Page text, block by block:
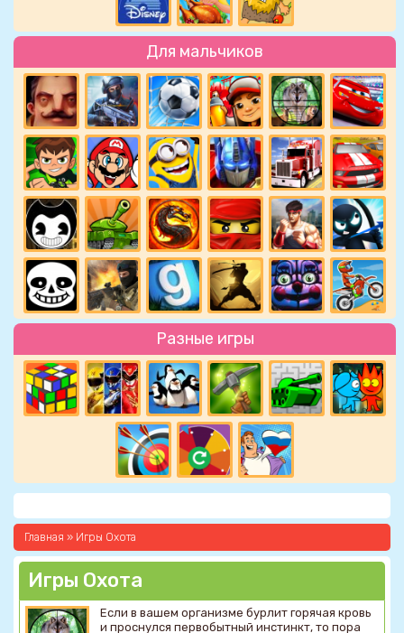
Для мальчиков
Разные игры
Главная » Игры Охота
Игры Охота
Если в вашем организме бурлит горячая кровь
и проснулся первобытный инстинкт, то пора